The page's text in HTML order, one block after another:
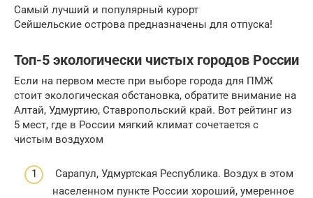
Самый лучший и популярный курорт
Сейшельские острова предназначены для отпуска!
Топ-5 экологически чистых городов России
Если на первом месте при выборе города для ПМЖ
стоит экологическая обстановка, обратите внимание на
Алтай, Удмуртию, Ставропольский край. Вот рейтинг из
5 мест, где в России мягкий климат сочетается с
чистым воздухом
Сарапул, Удмуртская Республика. Воздух в этом
населенном пункте России хороший, умеренное